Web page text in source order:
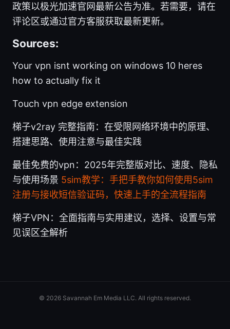
政策以极光加速官网最新公告为准。若需要，请在
评论区或通过官方客服获取最新更新。
Sources:
Your vpn isnt working on windows 10 heres
how to actually fix it
Touch vpn edge extension
梯子v2ray 完整指南：在受限网络环境中的原理、
搭建思路、使用注意与最佳实践
最佳免费的vpn：2025年完整版对比、速度、隐私
与使用场景 5sim教学：手把手教你如何使用5sim
注册与接收短信验证码，快速上手的全流程指南
梯子VPN：全面指南与实用建议，选择、设置与常
见误区全解析
© 2026 Savannah Em Media LLC. All rights reserved.